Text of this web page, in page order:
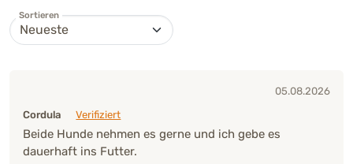
Sortieren
05.08.2026
Cordula
Verifiziert
Beide Hunde nehmen es gerne und ich gebe es
dauerhaft ins Futter.